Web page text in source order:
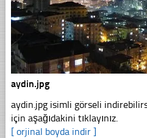
aydin.jpg
aydin.jpg isimli görseli
için aşağıdakini tıklayınız.
[ orjinal boyda indir ]